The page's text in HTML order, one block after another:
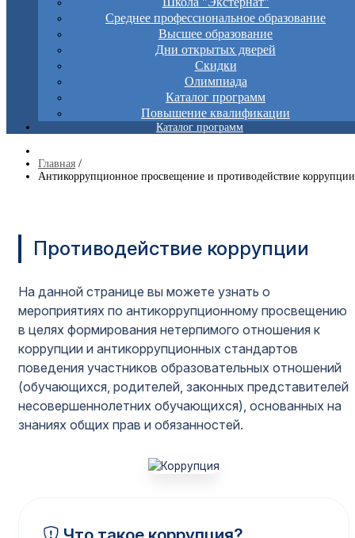
Среднее профессиональное образование
Высшее образование
Дни открытых дверей
Скидки
Олимпиада
Каталог программ
Повышение квалификации
Каталог программ
Главная /
Антикоррупционное просвещение и противодействие коррупции
Противодействие коррупции
На данной странице вы можете узнать о
мероприятиях по антикоррупционному просвещению
в целях формирования нетерпимого отношения к
коррупции и антикоррупционных стандартов
поведения участников образовательных отношений
(обучающихся, родителей, законных представителей
несовершеннолетних обучающихся), основанных на
знаниях общих прав и обязанностей.